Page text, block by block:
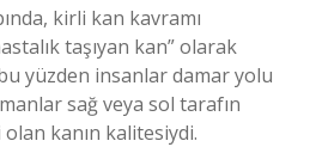
kirli kan kavramı
taşıyan kan” olarak
yüzden insanlar damar yolu
sağ veya sol tarafın
kanın kalitesiydi.